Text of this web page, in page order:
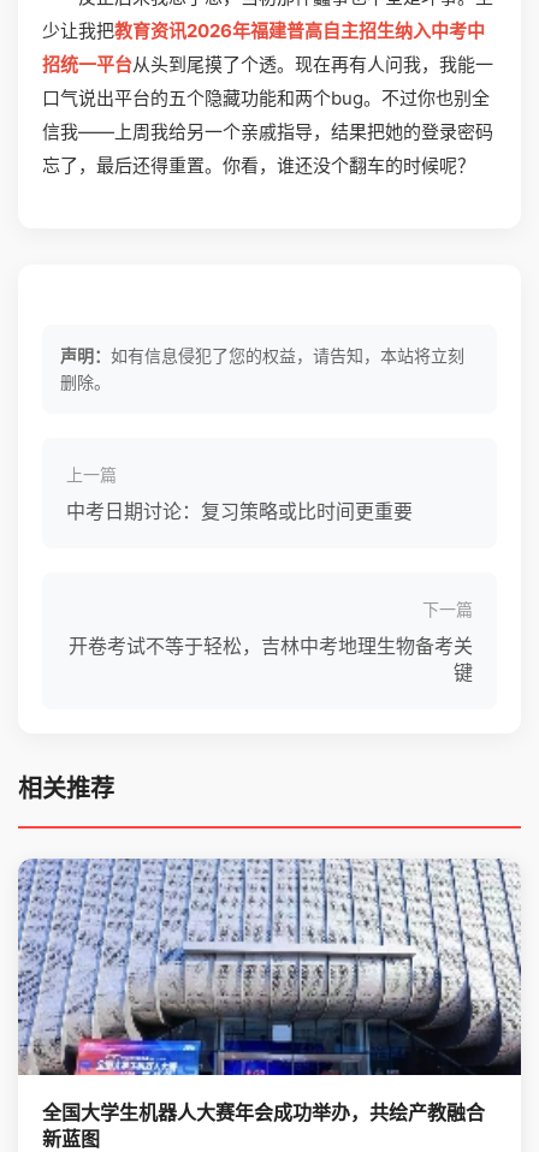
少让我把教育资讯2026年福建普高自主招生纳入中考中
招统一平台从头到尾摸了个透。现在再有人问我，我能一
口气说出平台的五个隐藏功能和两个bug。不过你也别全
信我——上周我给另一个亲戚指导，结果把她的登录密码
忘了，最后还得重置。你看，谁还没个翻车的时候呢？
声明： 如有信息侵犯了您的权益，请告知，本站将立刻
删除。
上一篇
中考日期讨论：复习策略或比时间更重要
下一篇
开卷考试不等于轻松，吉林中考地理生物备考关
键
相关推荐
全国大学生机器人大赛年会成功举办，共绘产教融合
新蓝图